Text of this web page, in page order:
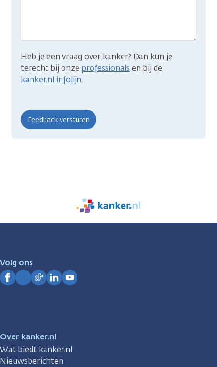
Heb je een vraag over kanker? Dan kun je
terecht bij onze professionals en bij de
kanker.nl infolijn.
We
zijn
Volg ons
Over kanker.nl
Wat biedt kanker.nl
Nieuwsberichten